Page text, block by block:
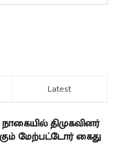
Latest
திமுகவினர்
மேற்பட்டோர் கைது